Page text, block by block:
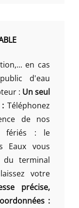
en cas
d'eau
: Un seul
Téléphonez
de nos
fériés : le
Eaux vous
terminal
votre
précise,
: